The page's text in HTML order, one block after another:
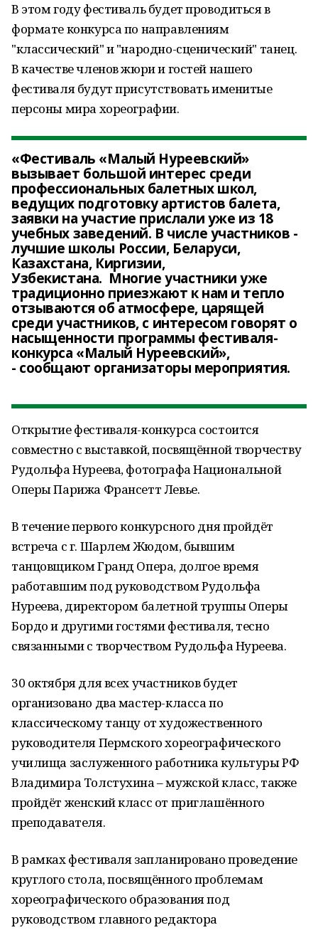
В этом году фестиваль будет проводиться в
формате конкурса по направлениям
"классический" и "народно-сценический" танец.
В качестве членов жюри и гостей нашего
фестиваля будут присутствовать именитые
персоны мира хореографии.
«Фестиваль «Малый Нуреевский»
вызывает большой интерес среди
профессиональных балетных школ,
ведущих подготовку артистов балета,
заявки на участие прислали уже из 18
учебных заведений. В числе участников -
лучшие школы России, Беларуси,
Казахстана, Киргизии,
Узбекистана. Многие участники уже
традиционно приезжают к нам и тепло
отзываются об атмосфере, царящей
среди участников, с интересом говорят о
насыщенности программы фестиваля-
конкурса «Малый Нуреевский»,
- сообщают организаторы мероприятия.
Открытие фестиваля-конкурса состоится
совместно с выставкой, посвящённой творчеству
Рудольфа Нуреева, фотографа Национальной
Оперы Парижа Франсетт Левье.
В течение первого конкурсного дня пройдёт
встреча с г. Шарлем Жюдом, бывшим
танцовщиком Гранд Опера, долгое время
работавшим под руководством Рудольфа
Нуреева, директором балетной труппы Оперы
Бордо и другими гостями фестиваля, тесно
связанными с творчеством Рудольфа Нуреева.
30 октября для всех участников будет
организовано два мастер-класса по
классическому танцу от художественного
руководителя Пермского хореографического
училища заслуженного работника культуры РФ
Владимира Толстухина – мужской класс, также
пройдёт женский класс от приглашённого
преподавателя.
В рамках фестиваля запланировано проведение
круглого стола, посвящённого проблемам
хореографического образования под
руководством главного редактора